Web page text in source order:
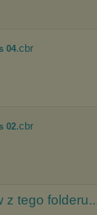
04.cbr
02.cbr
z tego